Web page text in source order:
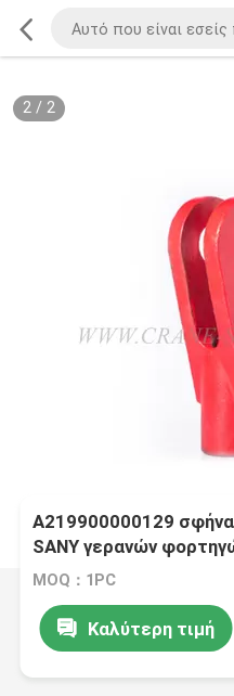
2/ 2
A219900000129
SANY γερανών
MOQ：1PC
Καλύτερη τιμή